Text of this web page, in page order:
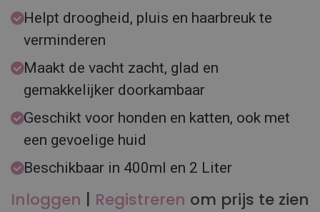
Helpt droogheid, pluis en haarbreuk te
verminderen
Maakt de vacht zacht, glad en
gemakkelijker doorkambaar
Geschikt voor honden en katten, ook met
een gevoelige huid
Beschikbaar in 400ml en 2 Liter
Inloggen | Registreren om prijs te zien